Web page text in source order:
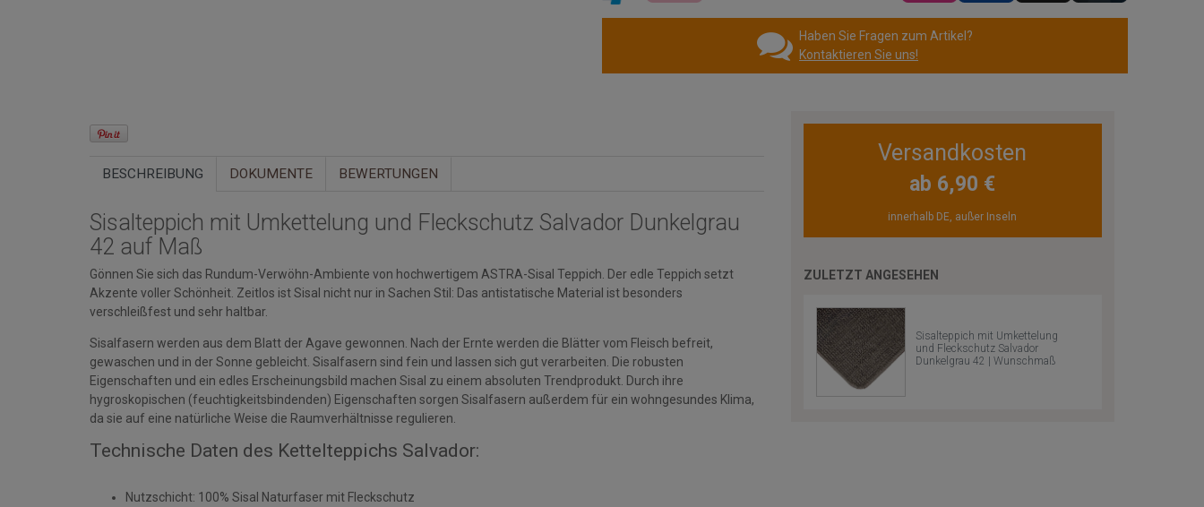
Haben Sie Fragen zum Artikel?
Kontaktieren Sie uns!
BESCHREIBUNG DOKUMENTE BEWERTUNGEN
Sisalteppich mit Umkettelung und Fleckschutz Salvador Dunkelgrau
42 auf Maß
Gönnen Sie sich das Rundum-Verwöhn-Ambiente von hochwertigem ASTRA-Sisal Teppich. Der edle Teppich setzt
Akzente voller Schönheit. Zeitlos ist Sisal nicht nur in Sachen Stil: Das antistatische Material ist besonders
verschleißfest und sehr haltbar.
Sisalfasern werden aus dem Blatt der Agave gewonnen. Nach der Ernte werden die Blätter vom Fleisch befreit,
gewaschen und in der Sonne gebleicht. Sisalfasern sind fein und lassen sich gut verarbeiten. Die robusten
Eigenschaften und ein edles Erscheinungsbild machen Sisal zu einem absoluten Trendprodukt. Durch ihre
hygroskopischen (feuchtigkeitsbindenden) Eigenschaften sorgen Sisalfasern außerdem für ein wohngesundes Klima,
da sie auf eine natürliche Weise die Raumverhältnisse regulieren.
Technische Daten des Kettelteppichs Salvador:
Nutzschicht: 100% Sisal Naturfaser mit Fleckschutz
Versandkosten
ab 6,90 €
innerhalb DE, außer Inseln
ZULETZT ANGESEHEN
Sisalteppich mit Umkettelung
und Fleckschutz Salvador
Dunkelgrau 42 | Wunschmaß